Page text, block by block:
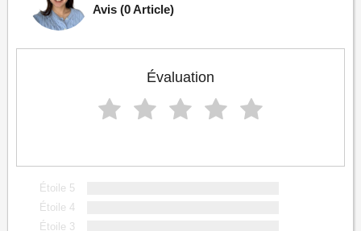
Avis (0 Article)
Évaluation
Étoile 5
Étoile 4
Étoile 3